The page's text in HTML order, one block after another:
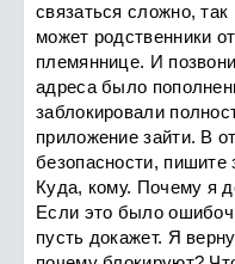
связаться сложно,
может родственники
племяннице. И
адреса было
заблокировали
приложение зайти. В
безопасности, пишите
Куда, кому. Почему я
Если это было
пусть докажет. Я